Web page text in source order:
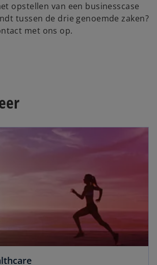
opstellen van een businesscase
tussen de drie genoemde zaken?
met ons op.
o
opens in a new tab